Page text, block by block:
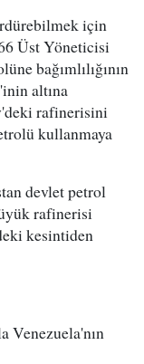
için
Üst Yöneticisi
bağımlılığının
altına
rafinerisini
kullanmaya
devlet petrol
rafinerisi
kesintiden
Venezuela'nın